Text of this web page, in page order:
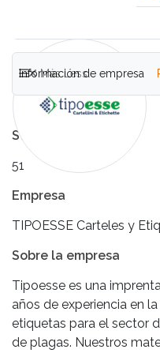
Información de empresa
Más Less
Stand
51
Empresa
TIPOESSE Carteles y
Sobre la empresa
Tipoesse es una
años de experiencia en
etiquetas para el sector
de plagas. Nuestros